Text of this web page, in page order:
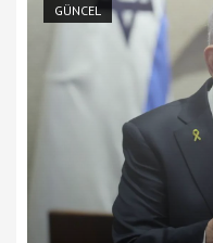
GÜNCEL